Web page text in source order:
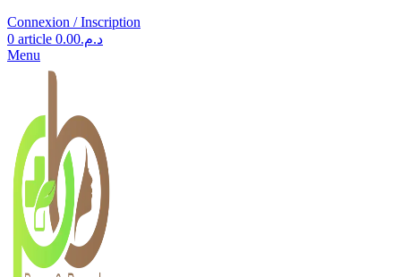
Connexion / Inscription
0 article د.م.0.00
Menu